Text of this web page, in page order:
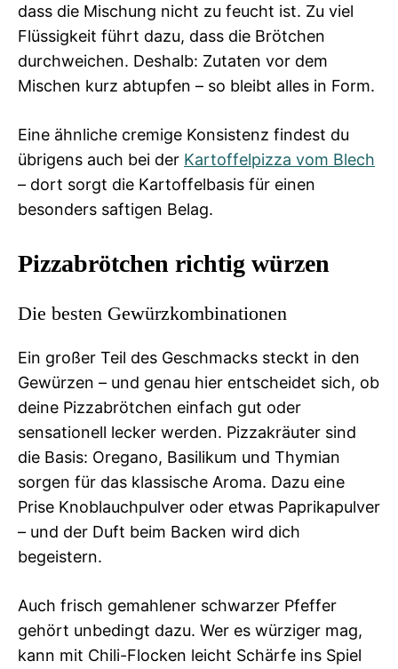
dass die Mischung nicht zu feucht ist. Zu viel
Flüssigkeit führt dazu, dass die Brötchen
durchweichen. Deshalb: Zutaten vor dem
Mischen kurz abtupfen – so bleibt alles in Form.
Eine ähnliche cremige Konsistenz findest du
übrigens auch bei der Kartoffelpizza vom Blech
– dort sorgt die Kartoffelbasis für einen
besonders saftigen Belag.
Pizzabrötchen richtig würzen
Die besten Gewürzkombinationen
Ein großer Teil des Geschmacks steckt in den
Gewürzen – und genau hier entscheidet sich, ob
deine Pizzabrötchen einfach gut oder
sensationell lecker werden. Pizzakräuter sind
die Basis: Oregano, Basilikum und Thymian
sorgen für das klassische Aroma. Dazu eine
Prise Knoblauchpulver oder etwas Paprikapulver
– und der Duft beim Backen wird dich
begeistern.
Auch frisch gemahlener schwarzer Pfeffer
gehört unbedingt dazu. Wer es würziger mag,
kann mit Chili-Flocken leicht Schärfe ins Spiel